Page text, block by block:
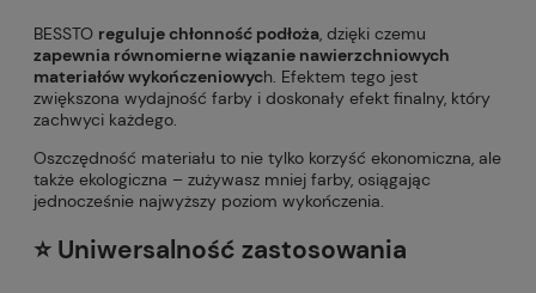
BESSTO reguluje chłonność podłoża, dzięki czemu
zapewnia równomierne wiązanie nawierzchniowych
materiałów wykończeniowych. Efektem tego jest
zwiększona wydajność farby i doskonały efekt finalny, który
zachwyci każdego.
Oszczędność materiału to nie tylko korzyść ekonomiczna, ale
także ekologiczna – zużywasz mniej farby, osiągając
jednocześnie najwyższy poziom wykończenia.
⭐️ Uniwersalność zastosowania